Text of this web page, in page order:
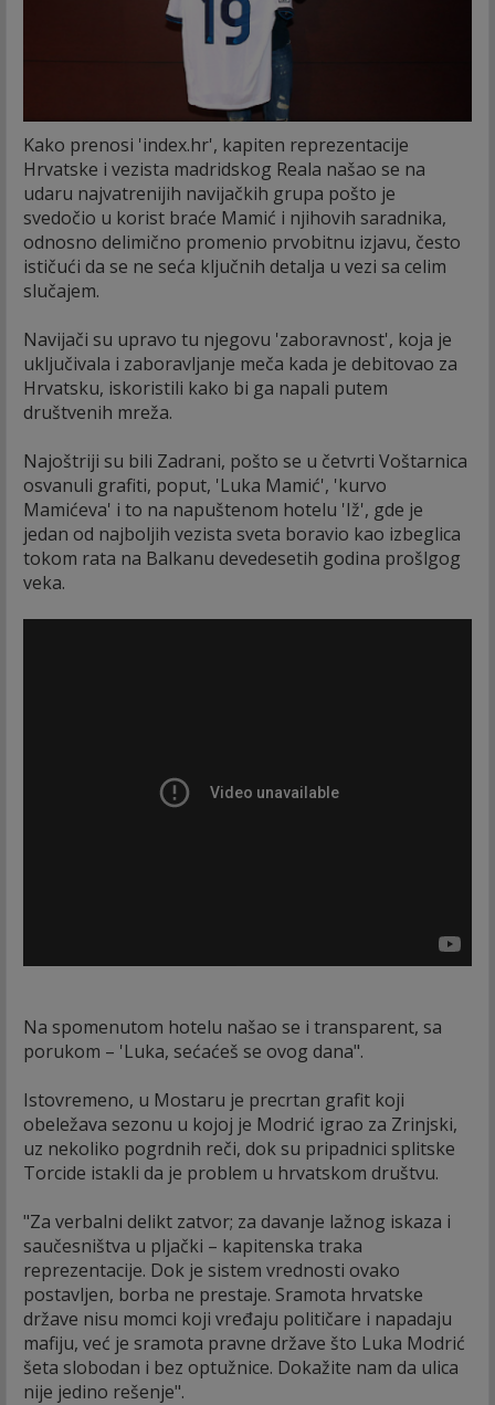
Kako prenosi 'index.hr', kapiten reprezentacije
Hrvatske i vezista madridskog Reala našao se na
udaru najvatrenijih navijačkih grupa pošto je
svedočio u korist braće Mamić i njihovih saradnika,
odnosno delimično promenio prvobitnu izjavu, često
ističući da se ne seća ključnih detalja u vezi sa celim
slučajem.
Navijači su upravo tu njegovu 'zaboravnost', koja je
uključivala i zaboravljanje meča kada je debitovao za
Hrvatsku, iskoristili kako bi ga napali putem
društvenih mreža.
Najoštriji su bili Zadrani, pošto se u četvrti Voštarnica
osvanuli grafiti, poput, 'Luka Mamić', 'kurvo
Mamićeva' i to na napuštenom hotelu 'Iž', gde je
jedan od najboljih vezista sveta boravio kao izbeglica
tokom rata na Balkanu devedesetih godina prošlgog
veka.
Na spomenutom hotelu našao se i transparent, sa
porukom – 'Luka, sećaćeš se ovog dana".
Istovremeno, u Mostaru je precrtan grafit koji
obeležava sezonu u kojoj je Modrić igrao za Zrinjski,
uz nekoliko pogrdnih reči, dok su pripadnici splitske
Torcide istakli da je problem u hrvatskom društvu.
"Za verbalni delikt zatvor; za davanje lažnog iskaza i
saučesništva u pljački – kapitenska traka
reprezentacije. Dok je sistem vrednosti ovako
postavljen, borba ne prestaje. Sramota hrvatske
države nisu momci koji vređaju političare i napadaju
mafiju, već je sramota pravne države što Luka Modrić
šeta slobodan i bez optužnice. Dokažite nam da ulica
nije jedino rešenje".